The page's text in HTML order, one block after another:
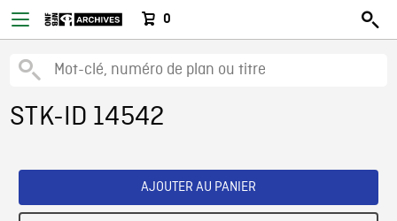
0
STK-ID 14542
AJOUTER AU PANIER